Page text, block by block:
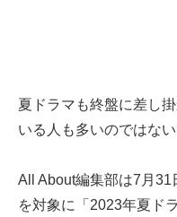
夏ドラマも終盤に差し
いる人も多いのではな
All About編集部は7月31
を対象に「2023年夏ド